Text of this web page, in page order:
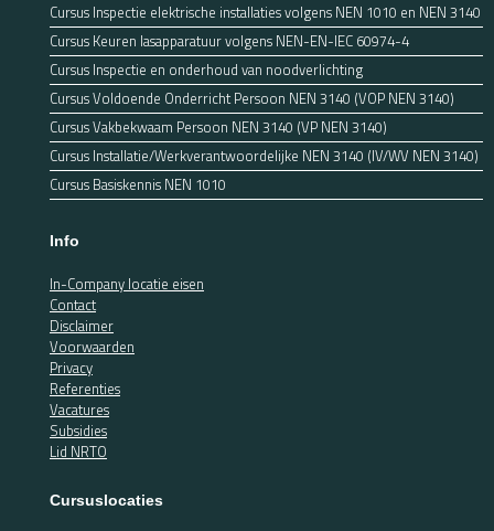
Cursus Inspectie elektrische installaties volgens NEN 1010 en NEN 3140
Cursus Keuren lasapparatuur volgens NEN-EN-IEC 60974-4
Cursus Inspectie en onderhoud van noodverlichting
Cursus Voldoende Onderricht Persoon NEN 3140 (VOP NEN 3140)
Cursus Vakbekwaam Persoon NEN 3140 (VP NEN 3140)
Cursus Installatie/Werkverantwoordelijke NEN 3140 (IV/WV NEN 3140)
Cursus Basiskennis NEN 1010
Info
In-Company locatie eisen
Contact
Disclaimer
Voorwaarden
Privacy
Referenties
Vacatures
Subsidies
Lid NRTO
Cursuslocaties